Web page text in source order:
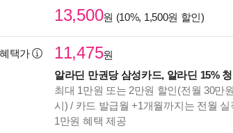
13,500원 (10%, 1,500원 할인)
택가 11,475원
알라딘 만권당 삼성카드, 알라딘 15%
최대 1만원 또는 2만원 할인(전월 30만
시) / 카드 발급월 +1개월까지는 전월 실
1만원 혜택 제공